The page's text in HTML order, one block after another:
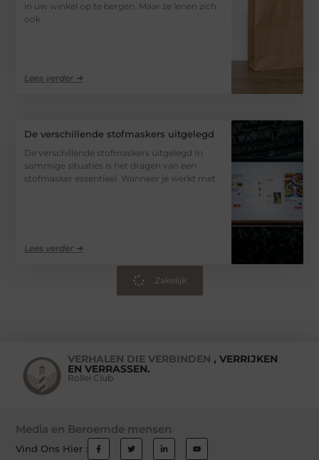
in uw winkel op te bergen. Maar ze lenen zich
ook
Lees verder ➜
De verschillende stofmaskers uitgelegd
De verschillende stofmaskers uitgelegd In
sommige situaties is het dragen van een
stofmasker essentieel. Wanneer je werkt met
Lees verder ➜
Zakelijk
VERHALEN DIE VERBINDEN , VERRIJKEN
EN VERRASSEN.
Rollei Club
Media en Beroemde mensen
Vind Ons Hier :